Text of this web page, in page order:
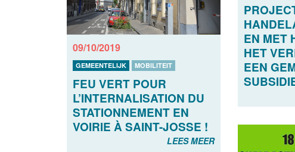
EN MET
HET
EEN
09/10/2019
GEMEENTELIJK MOBILITEIT
FEU VERT POUR
L’INTERNALISATION DU
STATIONNEMENT EN
VOIRIE À SAINT-JOSSE !
LEES MEER